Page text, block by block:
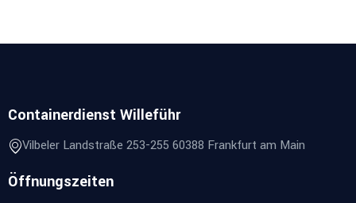
Containerdienst Willeführ
Vilbeler Landstraße 253-255 60388 Frankfurt am Main
Öffnungszeiten